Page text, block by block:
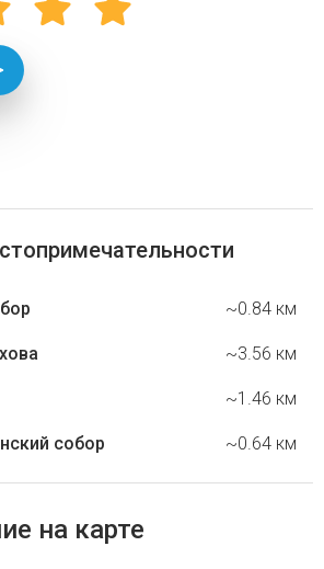
~0.84 км
~3.56 км
~1.46 км
собор ~0.64 км
на карте